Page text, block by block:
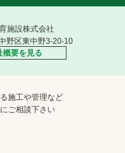
施設株式会社
野区東中野3-20-10
概要を見る
施工や管理など
ご相談下さい